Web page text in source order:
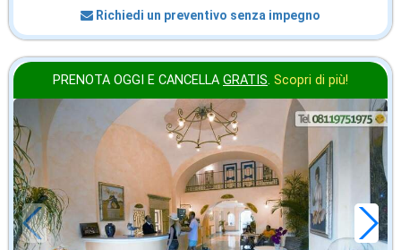
Richiedi un preventivo senza impegno
PRENOTA OGGI E CANCELLA GRATIS. Scopri di più!
novembre
in offerta da
€46 ,71
a notte